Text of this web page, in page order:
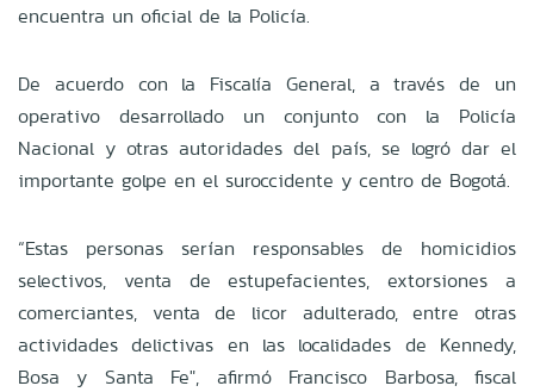
encuentra un oficial de la Policía.
De acuerdo con la Fiscalía General, a través de un
operativo desarrollado un conjunto con la Policía
Nacional y otras autoridades del país, se logró dar el
importante golpe en el suroccidente y centro de Bogotá.
“Estas personas serían responsables de homicidios
selectivos, venta de estupefacientes, extorsiones a
comerciantes, venta de licor adulterado, entre otras
actividades delictivas en las localidades de Kennedy,
Bosa y Santa Fe", afirmó Francisco Barbosa, fiscal